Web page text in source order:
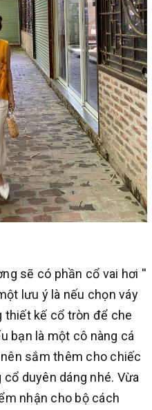
sẽ có phần cổ vai hơi ''
lưu ý là nếu chọn váy
thiết kế cổ tròn để che
bạn là một cô nàng cá
sắm thêm cho chiếc
duyên dáng nhé. Vừa
nhận cho bộ cách